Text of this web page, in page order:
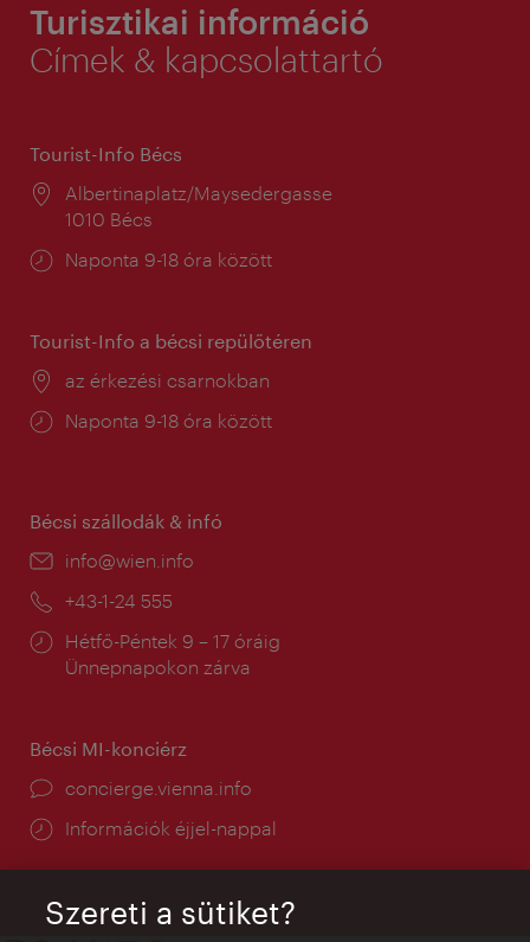
Turisztikai információ
Címek & kapcsolattartó
Tourist-Info Bécs
Helyszín:
Albertinaplatz/Maysedergasse
1010 Bécs
Nyitva
Naponta 9-18 óra között
Tourist-Info a bécsi repülőtéren
Helyszín:
az érkezési csarnokban
Nyitva
Naponta 9-18 óra között
Bécsi szállodák & infó
E-
info@wien.info
Telefon:
+43-1-24 555
Nyitva
tartás:
Hétfő-Péntek 9 – 17 óráig
Ünnepnapokon zárva
Bécsi MI-konciérz
concierge.vienna.info
Információk éjjel-nappal
Szereti a sütiket?